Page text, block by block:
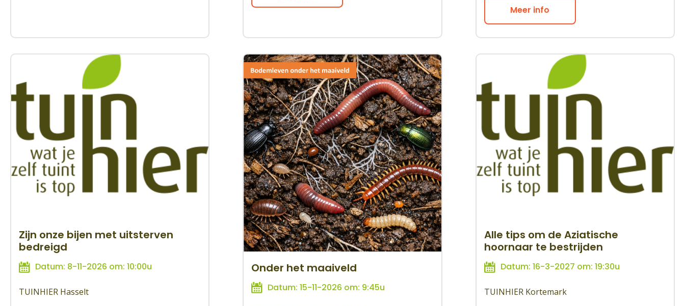
Meer info
Zijn onze bijen met uitsterven
bedreigd
Datum: 8-11-2026 om: 10:00u
TUINHIER Hasselt
Onder het maaiveld
Datum: 15-11-2026 om: 9:45u
Alle tips om de Aziatische
hoornaar te bestrijden
Datum: 16-3-2027 om: 19:30u
TUINHIER Kortemark